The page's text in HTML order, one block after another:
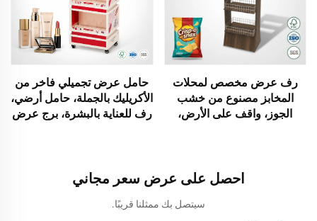
التذوق ورفوف المتاجر.
حامل عرض تجميلي فاخر من
الأكريليك بالجملة، حامل أرضي،
رف للعناية بالبشرة، برج عرض
رف عرض مخصص لمحلات
المخابز مصنوع من خشب
الجوز، واقف على الأرض،
بوتيكات مستلزمات الحيوانات
احصل على عرض سعر مجاني
سيتصل بك ممثلنا قريبًا.